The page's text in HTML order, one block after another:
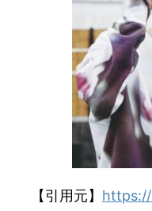
【引用元】